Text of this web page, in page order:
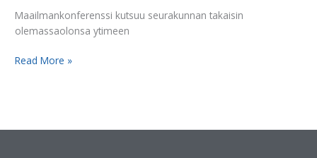
Maailmankonferenssi kutsuu seurakunnan takaisin
olemassaolonsa ytimeen
Read More »